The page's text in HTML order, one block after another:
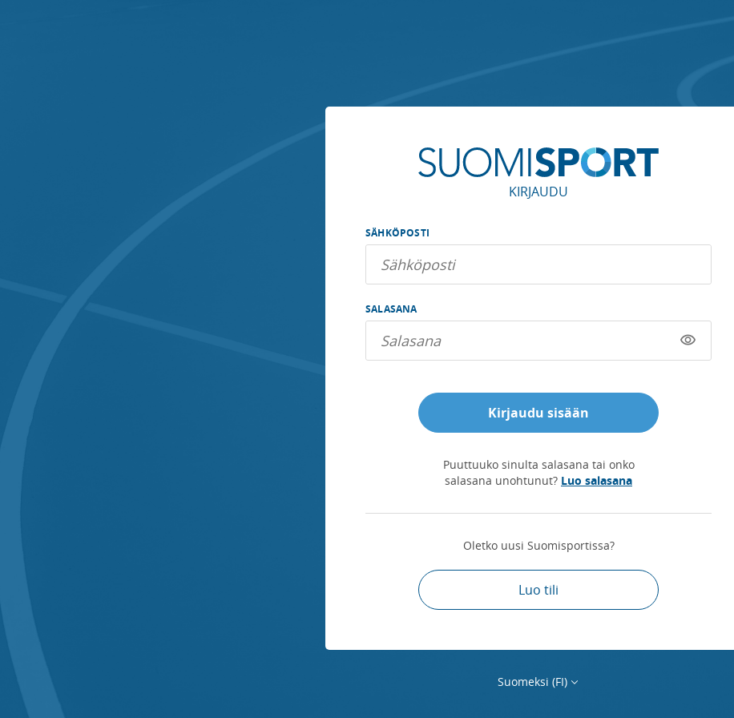
KIRJAUDU
SÄHKÖPOSTI
SALASANA
Kirjaudu sisään
Puuttuuko sinulta salasana tai onko
salasana unohtunut? Luo salasana
Oletko uusi Suomisportissa?
Luo tili
Suomeksi (FI)